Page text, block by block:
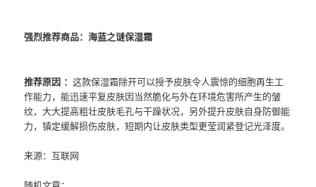
强烈推荐商品：海蓝之谜保湿霜
推荐原因 ：这款保湿霜除开可以授予皮肤令人震惊的细胞再生工
作能力，能迅速平复皮肤因当然脆化与外在环境危害所产生的皱
纹，大大提高粗壮皮肤毛孔与干躁状况，另外提升皮肤自身防御能
力，镇定缓解损伤皮肤，短期内让皮肤类型更莹润紧登记光泽度。
来源：互联网